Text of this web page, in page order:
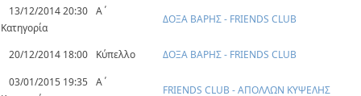
13/12/2014 20:30 Α΄
Κατηγορία
ΔΟΞΑ ΒΑΡΗΣ - FRIENDS CLUB
20/12/2014 18:00 Κύπελλο
ΔΟΞΑ ΒΑΡΗΣ - FRIENDS CLUB
03/01/2015 19:35 Α΄
FRIENDS CLUB - ΑΠΟΛΛΩΝ ΚΥΨΕΛΗΣ